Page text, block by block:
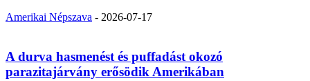
Amerikai Népszava - 2026-07-17
A durva hasmenést és puffadást okozó
parazitajárvány erősödik Amerikában